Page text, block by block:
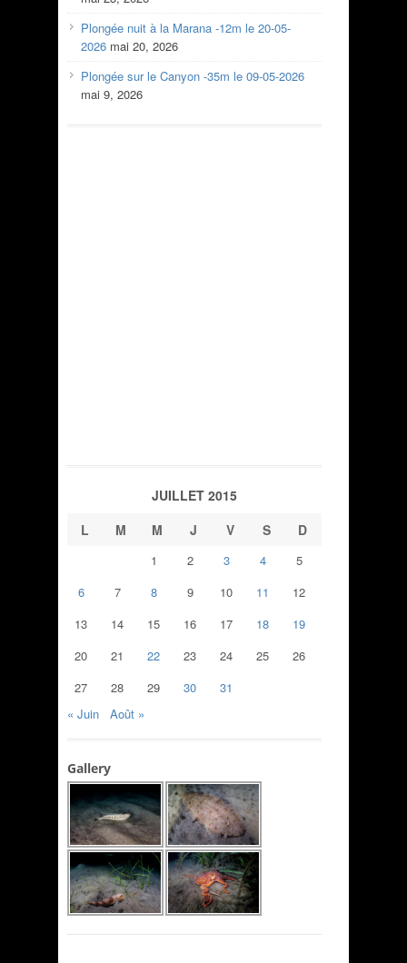
Plongée nuit à la Marana -12m le 20-05-
2026 mai 20, 2026
Plongée sur le Canyon -35m le 09-05-2026
mai 9, 2026
JUILLET 2015
L
M M J V S D
1 2 3 4
5
6
7 8 9 10 11
12
13
14 15 16 17 18
19
20
21 22 23 24 25
26
27
28 29 30
31
« Juin
Août »
Gallery